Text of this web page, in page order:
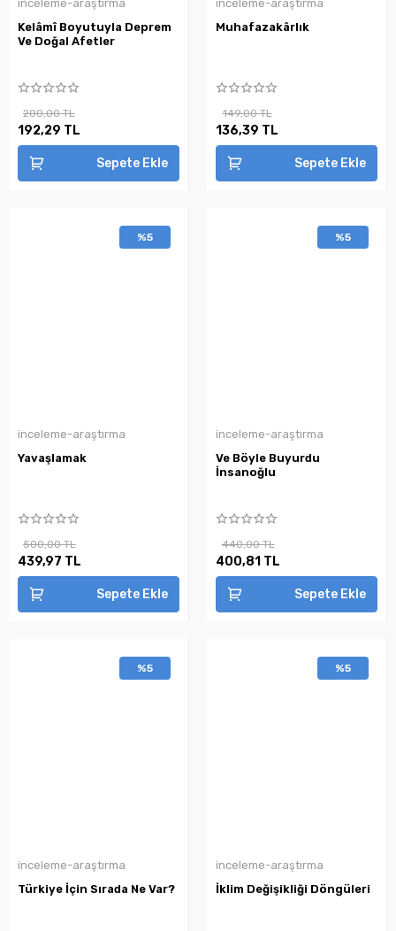
inceleme-araştırma
Kelâmî Boyutuyla Deprem
Ve Doğal Afetler
200,00 TL
192,29 TL
Sepete Ekle
inceleme-araştırma
Muhafazakârlık
149,00 TL
136,39 TL
Sepete Ekle
%5
inceleme-araştırma
Yavaşlamak
500,00 TL
439,97 TL
Sepete Ekle
%5
inceleme-araştırma
Ve Böyle Buyurdu
İnsanoğlu
440,00 TL
400,81 TL
Sepete Ekle
%5
inceleme-araştırma
Türkiye İçin Sırada Ne Var?
%5
inceleme-araştırma
İklim Değişikliği Döngüleri